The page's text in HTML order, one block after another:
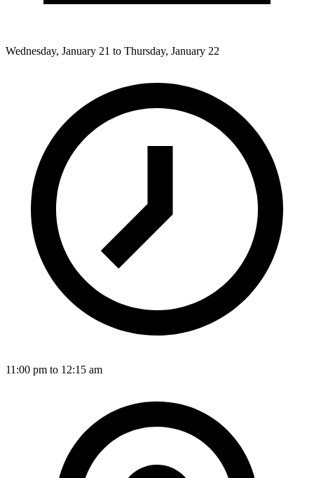
Wednesday, January 21 to Thursday, January 22
11:00 pm to 12:15 am